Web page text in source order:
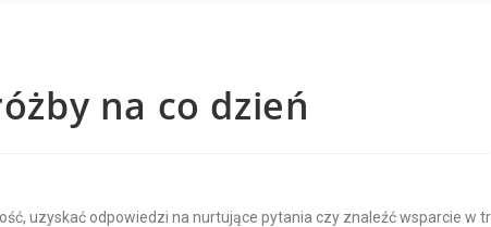
na co dzień
uzyskać odpowiedzi na nurtujące pytania czy znaleźć wsparcie w